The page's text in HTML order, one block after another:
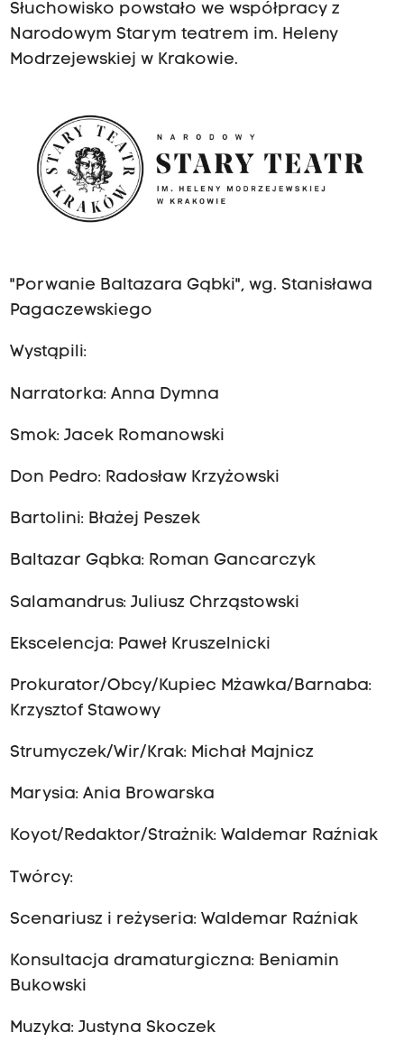
Słuchowisko powstało we współpracy z
Narodowym Starym teatrem im. Heleny
Modrzejewskiej w Krakowie.
"Porwanie Baltazara Gąbki", wg. Stanisława
Pagaczewskiego
Wystąpili:
Narratorka: Anna Dymna
Smok: Jacek Romanowski
Don Pedro: Radosław Krzyżowski
Bartolini: Błażej Peszek
Baltazar Gąbka: Roman Gancarczyk
Salamandrus: Juliusz Chrząstowski
Ekscelencja: Paweł Kruszelnicki
Prokurator/Obcy/Kupiec Mżawka/Barnaba:
Krzysztof Stawowy
Strumyczek/Wir/Krak: Michał Majnicz
Marysia: Ania Browarska
Koyot/Redaktor/Strażnik: Waldemar Raźniak
Twórcy:
Scenariusz i reżyseria: Waldemar Raźniak
Konsultacja dramaturgiczna: Beniamin
Bukowski
Muzyka: Justyna Skoczek